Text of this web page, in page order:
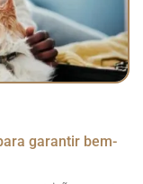
garantir bem-